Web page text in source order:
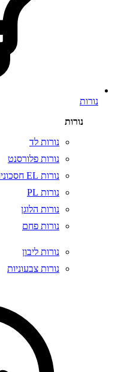
נורות
נורות
נורות לד
נורות פלורסנט
נורות EL חסכוניות
נורות PL
נורות הלוגן
נורות פחם
נורות ליבון
נורות צבעוניות